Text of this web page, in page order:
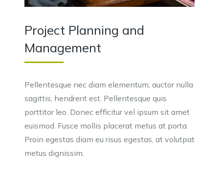
Project Planning and
Management
Pellentesque nec diam elementum, auctor nulla
sagittis, hendrerit est. Pellentesque quis
porttitor leo. Donec efficitur vel ipsum sit amet
euismod. Fusce mollis placerat metus at porta.
Proin egestas diam eu risus egestas, at volutpat
metus dignissim.